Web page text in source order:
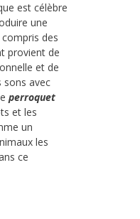
est célèbre
une
des
provient de
et de
sons avec
perroquet
et les
un
les
ce